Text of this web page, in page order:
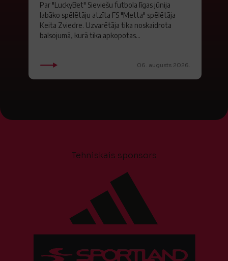
Par "LuckyBet" Sieviešu futbola līgas jūnija
labāko spēlētāju atzīta FS "Metta" spēlētāja
Keita Zviedre. Uzvarētāja tika noskaidrota
balsojumā, kurā tika apkopotas...
06. augusts 2026.
Tehniskais sponsors